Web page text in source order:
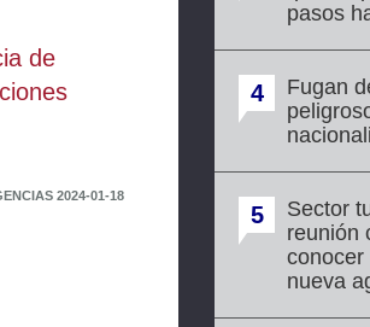
de
2024-01-18
pasos
4
Fugan
5
Sector
reunión
conocer
nueva